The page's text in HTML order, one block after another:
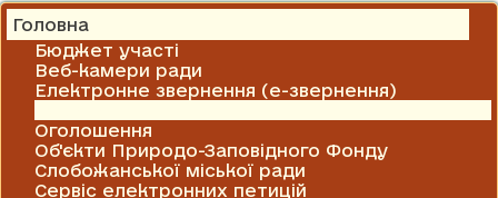
КОНТАКТИ
Головна
Бюджет участі
Веб-камери ради
Електронне звернення (е-звернення)
Оголошення
Об'єкти Природо-Заповідного Фонду
Слобожанської міської ради
Сервіс електронних петицій